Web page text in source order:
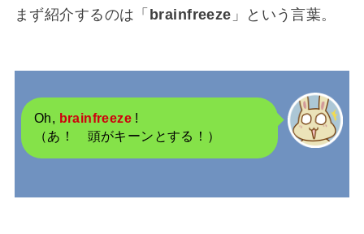
まず紹介するのは「 brainfreeze 」という言葉。
Oh, brainfreeze!
（あ！ 頭がキーンとする！）